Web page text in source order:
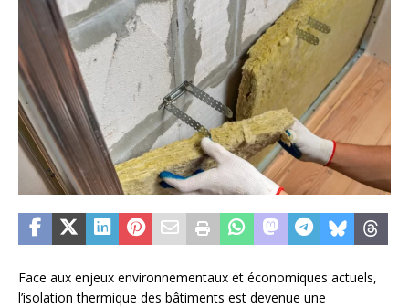
Face aux enjeux environnementaux et économiques actuels,
l’isolation thermique des bâtiments est devenue une